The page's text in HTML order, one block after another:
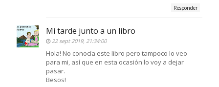
Responder
Mi tarde junto a un libro
22 sept 2019, 21:34:00
Hola! No conocía este libro pero tampoco lo veo
para mi, así que en esta ocasión lo voy a dejar
pasar.
Besos!